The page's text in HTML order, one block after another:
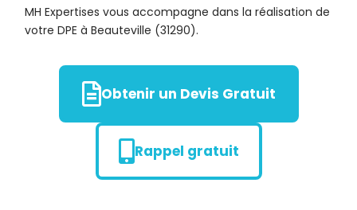
MH Expertises vous accompagne dans la réalisation de
votre DPE à Beauteville (31290).
Obtenir un Devis Gratuit
Rappel gratuit